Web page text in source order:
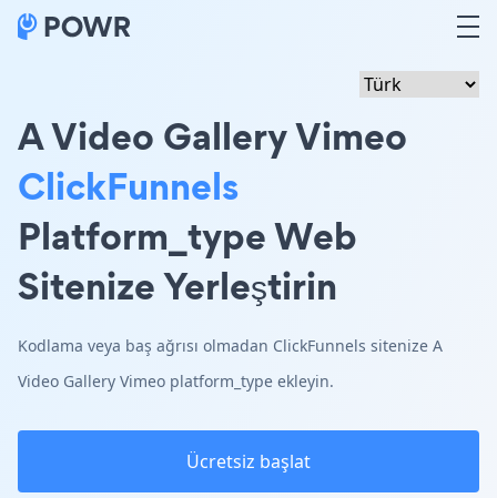
A Video Gallery Vimeo
ClickFunnels
Platform_type Web
Sitenize Yerleştirin
Kodlama veya baş ağrısı olmadan ClickFunnels sitenize A
Video Gallery Vimeo platform_type ekleyin.
Ücretsiz başlat